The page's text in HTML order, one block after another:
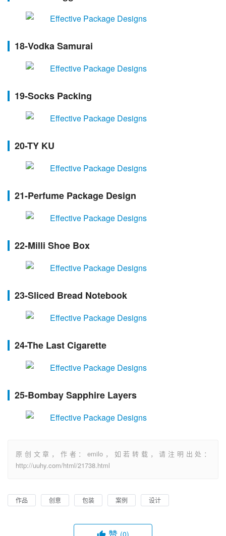
18-Vodka Samurai
19-Socks Packing
20-TY KU
21-Perfume Package Design
22-Milli Shoe Box
23-Sliced Bread Notebook
24-The Last Cigarette
25-Bombay Sapphire Layers
原创文章，作者：emilo，如若转载，请注明出处：
http://uuhy.com/html/21738.html
作品 创意 包装 案例 设计
(0)